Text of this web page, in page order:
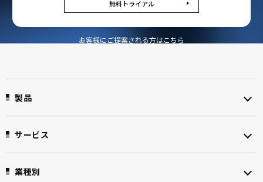
無料トライアル
お客様にご提案される方はこちら
製品
サービス
業種別